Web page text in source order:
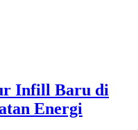
Infill Baru di
Energi